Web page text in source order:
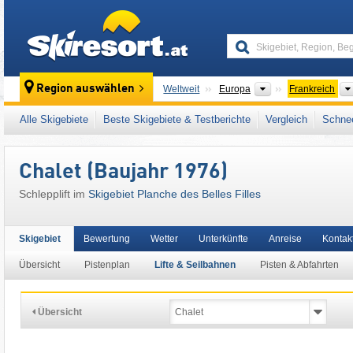
Region auswählen Weltweit Europa Kontinente
Frankreich
Dieses Skigebiet liegt auch in: Vogesen
Alle Skigebiete Beste Skigebiete & Testberichte Vergleich
Chalet (Baujahr 1976)
Schlepplift im Skigebiet Planche des Belles Filles
Skigebiet
Übersicht Pistenplan Lifte & Seilbahnen Pisten & Abfahrten
Bewertung Wetter Unterkünfte Anreise
Übersicht